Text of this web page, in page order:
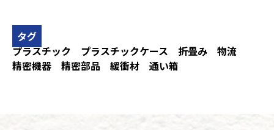
タグ
プラスチック
プラスチックケース 折畳み
物流
精密機器
精密部品 緩衝材 通い箱